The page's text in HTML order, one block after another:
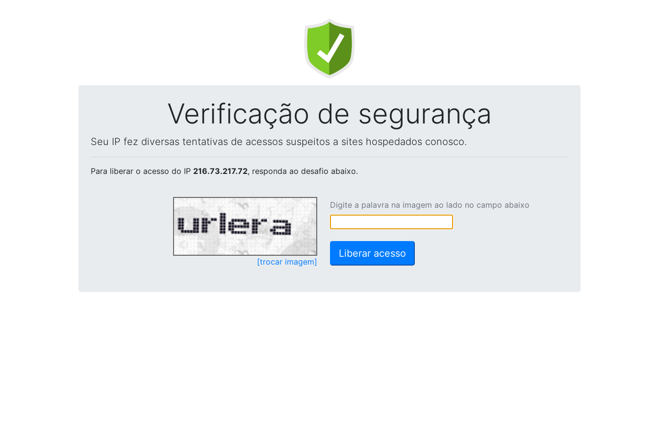
Verificação de segurança
Seu IP fez diversas tentativas de acessos suspeitos a sites hospedados conosco.
Para liberar o acesso do IP 216.73.217.72, responda ao desafio abaixo.
[trocar imagem]
Digite a palavra na imagem ao lado no campo abaixo